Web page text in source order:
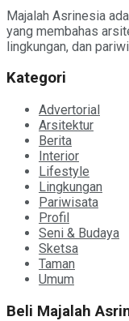
Majalah Asrinesia
yang membahas
lingkungan, dan
Kategori
Advertorial
Arsitektur
Berita
Interior
Lifestyle
Lingkungan
Pariwisata
Profil
Seni & Budaya
Sketsa
Taman
Umum
Beli Majalah